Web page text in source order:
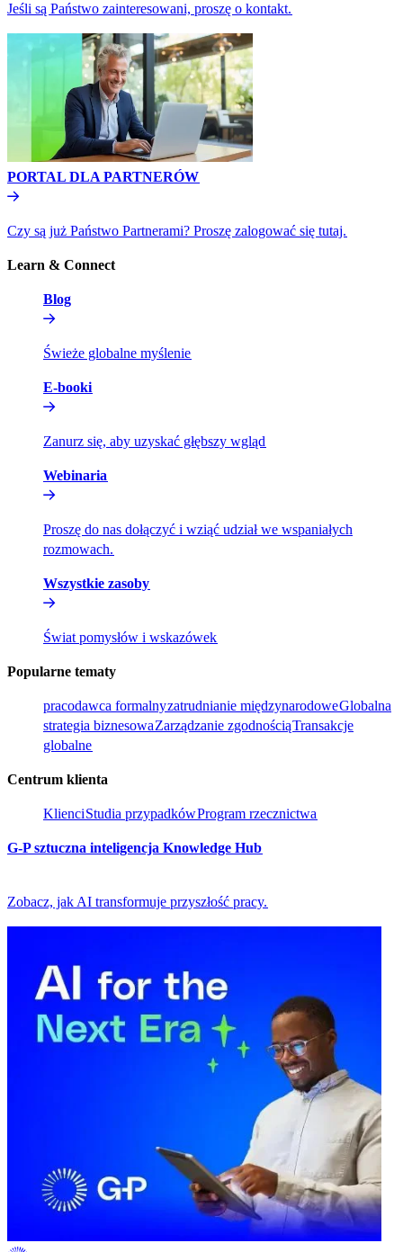
Jeśli są Państwo zainteresowani, proszę o kontakt.​​
PORTAL DLA PARTNERÓW​​
Czy są już Państwo Partnerami? Proszę zalogować się tutaj.​​
Learn & Connect​​
Blog​​
Świeże globalne myślenie​​
E-booki​​
Zanurz się, aby uzyskać głębszy wgląd​​
Webinaria​​
Proszę do nas dołączyć i wziąć udział we wspaniałych
rozmowach.​​
Wszystkie zasoby​​
Świat pomysłów i wskazówek​​
Popularne tematy​​
pracodawca formalny​​zatrudnianie międzynarodowe​​Globalna
strategia biznesowa​​Zarządzanie zgodnością​​Transakcje
globalne​​
Centrum klienta​​
Klienci​​Studia przypadków​​Program rzecznictwa​​
G-P sztuczna inteligencja Knowledge Hub​​
Zobacz, jak AI transformuje przyszłość pracy.​​